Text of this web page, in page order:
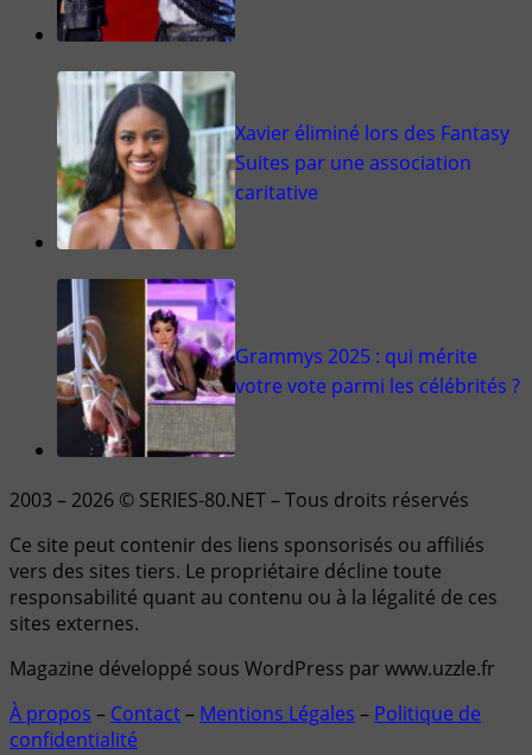
Xavier éliminé lors des Fantasy
Suites par une association
caritative
Grammys 2025 : qui mérite
votre vote parmi les célébrités ?
2003 – 2026 © SERIES-80.NET – Tous droits réservés
Ce site peut contenir des liens sponsorisés ou affiliés
vers des sites tiers. Le propriétaire décline toute
responsabilité quant au contenu ou à la légalité de ces
sites externes.
Magazine développé sous WordPress par www.uzzle.fr
À propos – Contact– Mentions Légales – Politique de
confidentialité